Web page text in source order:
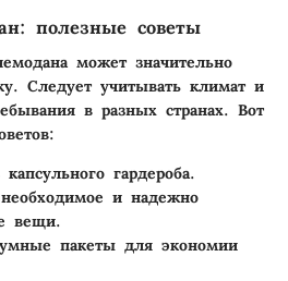
полезные советы
может значительно
Следует учитывать климат и
в разных странах. Вот
гардероба.
и надежно
вещи.
пакеты для экономии